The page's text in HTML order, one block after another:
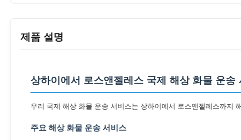
제품 설명
상하이에서 로스앤젤레스 국제 해상 화물 운송
우리 국제 해상 화물 운송 서비스는 상하이에서 로스앤젤레스까지
주요 해상 화물 운송 서비스